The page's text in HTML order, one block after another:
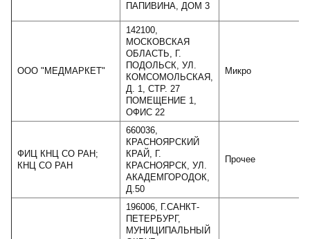
ПАПИВИНА, ДОМ 3
ООО "МЕДМАРКЕТ"
142100,
МОСКОВСКАЯ
ОБЛАСТЬ, Г.
ПОДОЛЬСК, УЛ.
КОМСОМОЛЬСКАЯ,
Д. 1, СТР. 27
ПОМЕЩЕНИЕ 1,
ОФИС 22
Микро
ФИЦ КНЦ СО РАН;
КНЦ СО РАН
660036,
КРАСНОЯРСКИЙ
КРАЙ, Г.
КРАСНОЯРСК, УЛ.
АКАДЕМГОРОДОК,
Д.50
Прочее
196006, Г.САНКТ-
ПЕТЕРБУРГ,
МУНИЦИПАЛЬНЫЙ